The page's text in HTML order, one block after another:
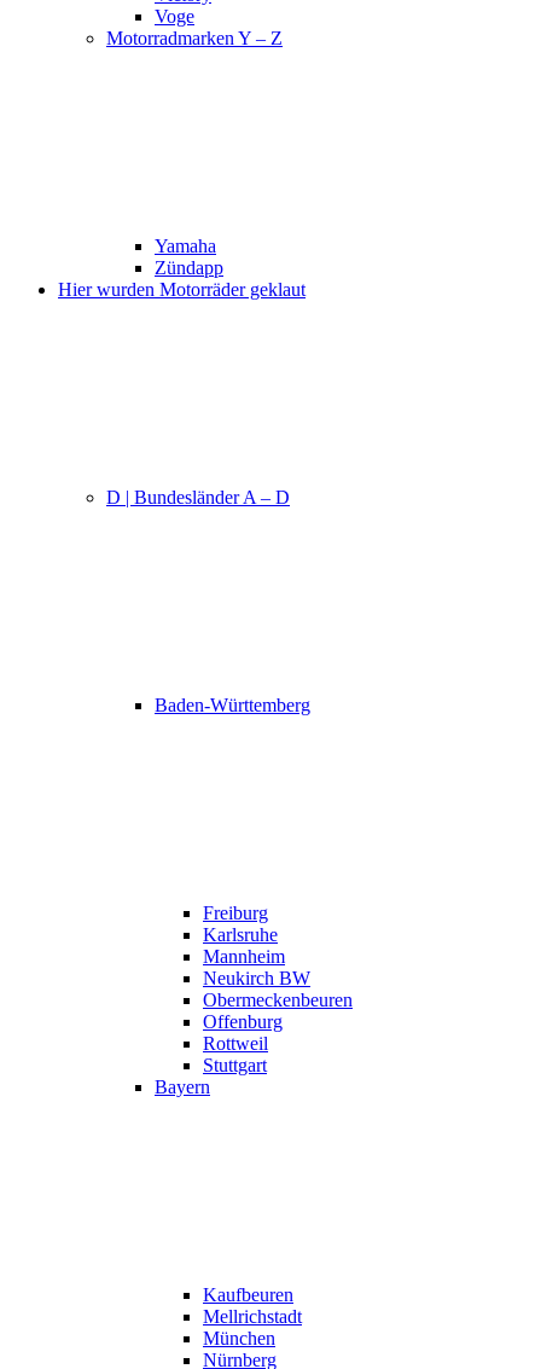
Voge
Motorradmarken Y – Z
Yamaha
Zündapp
Hier wurden Motorräder geklaut
D | Bundesländer A – D
Baden-Württemberg
Freiburg
Karlsruhe
Mannheim
Neukirch BW
Obermeckenbeuren
Offenburg
Rottweil
Stuttgart
Bayern
Kaufbeuren
Mellrichstadt
München
Nürnberg